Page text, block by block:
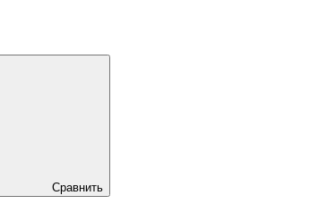
Сравнить